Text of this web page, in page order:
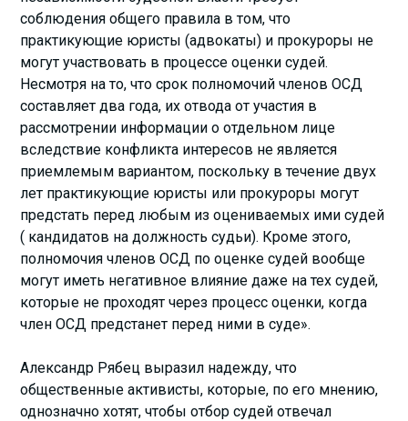
соблюдения общего правила в том, что
практикующие юристы (адвокаты) и прокуроры не
могут участвовать в процессе оценки судей.
Несмотря на то, что срок полномочий членов ОСД
составляет два года, их отвода от участия в
рассмотрении информации о отдельном лице
вследствие конфликта интересов не является
приемлемым вариантом, поскольку в течение двух
лет практикующие юристы или прокуроры могут
предстать перед любым из оцениваемых ими судей
( кандидатов на должность судьи). Кроме этого,
полномочия членов ОСД по оценке судей вообще
могут иметь негативное влияние даже на тех судей,
которые не проходят через процесс оценки, когда
член ОСД предстанет перед ними в суде».
Александр Рябец выразил надежду, что
общественные активисты, которые, по его мнению,
однозначно хотят, чтобы отбор судей отвечал